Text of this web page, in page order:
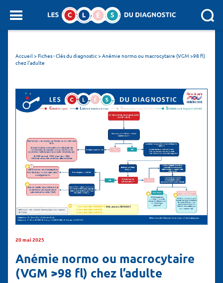
SEARCH :
Accueil>Fiches - Clés du diagnostic>Anémie normo ou macrocytaire (VGM >98 fl)
chez l’adulte
20 mai 2025
Anémie normo ou macrocytaire
(VGM >98 fl) chez l’adulte